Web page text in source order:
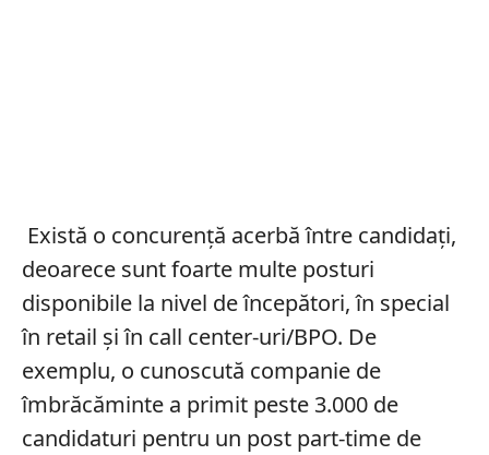
Există o concurență acerbă între candidați,
deoarece sunt foarte multe posturi
disponibile la nivel de începători, în special
în retail și în call center-uri/BPO. De
exemplu, o cunoscută companie de
îmbrăcăminte a primit peste 3.000 de
candidaturi pentru un post part-time de